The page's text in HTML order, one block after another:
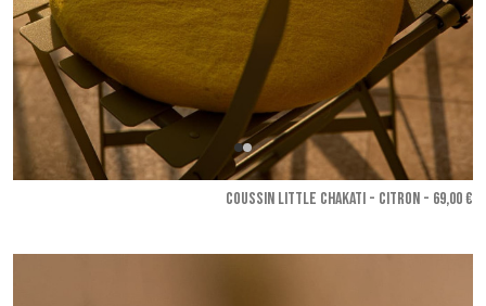
COUSSIN LITTLE CHAKATI - Citron - 69,00 €